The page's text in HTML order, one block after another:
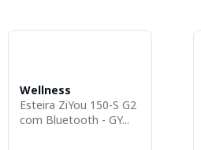
Wellness
Esteira ZiYou 150-S G2
com Bluetooth - GY...